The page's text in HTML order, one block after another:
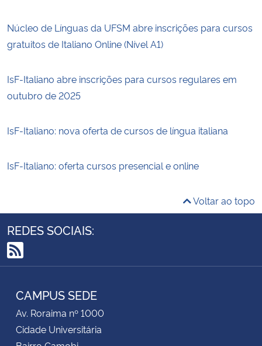
Núcleo de Línguas da UFSM abre inscrições para cursos
gratuitos de Italiano Online (Nível A1)
IsF-Italiano abre inscrições para cursos regulares em
outubro de 2025
IsF-Italiano: nova oferta de cursos de língua italiana
IsF-Italiano: oferta cursos presencial e online
Voltar ao topo
REDES SOCIAIS:
RSS
CAMPUS SEDE
Av. Roraima nº 1000
Cidade Universitária